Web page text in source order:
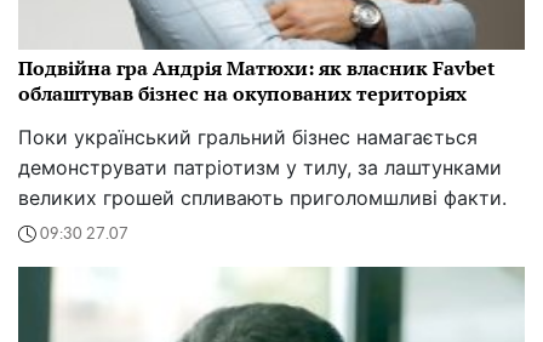
Подвійна гра Андрія Матюхи: як власник Favbet
облаштував бізнес на окупованих територіях
Поки український гральний бізнес намагається
демонструвати патріотизм у тилу, за лаштунками
великих грошей спливають приголомшливі факти.
09:30 27.07